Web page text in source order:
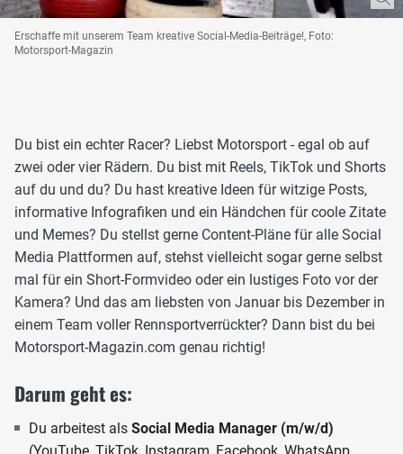
Erschaffe mit unserem Team kreative Social-Media-Beiträge!, Foto:
Motorsport-Magazin
Du bist ein echter Racer? Liebst Motorsport - egal ob auf
zwei oder vier Rädern. Du bist mit Reels, TikTok und Shorts
auf du und du? Du hast kreative Ideen für witzige Posts,
informative Infografiken und ein Händchen für coole Zitate
und Memes? Du stellst gerne Content-Pläne für alle Social
Media Plattformen auf, stehst vielleicht sogar gerne selbst
mal für ein Short-Formvideo oder ein lustiges Foto vor der
Kamera? Und das am liebsten von Januar bis Dezember in
einem Team voller Rennsportverrückter? Dann bist du bei
Motorsport-Magazin.com genau richtig!
Darum geht es:
Du arbeitest als Social Media Manager (m/w/d)